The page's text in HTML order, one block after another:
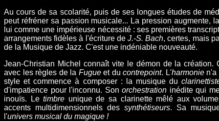
Au cours de sa scolarité, puis de ses longues études de
peut réfréner sa passion musicale... La pression augmente,
lui comme une impérieuse nécessité : ses premières
arrangements fidèles à l'écriture de J.-S. Bach, certes, mais
de la Musique de Jazz. C'est une indéniable nouveauté.
Jean-Christian Michel connaît vite le démon de la création.
avec les règles de la Fugueet ducontrepoint. L'harmonien'a
style et commence à composer : la musique du
d'impatience pour l'inconnu. Sonorchestration inédite qui
inouïs. Letimbre unique de sa clarinettemêlé aux
accents multidimensionnels des synthétiseurs. Sa
l'univers musical du magique !